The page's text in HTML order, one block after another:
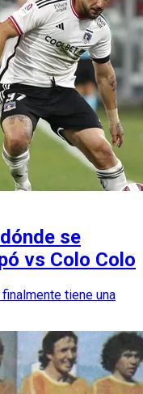
se
vs Colo Colo
tiene una